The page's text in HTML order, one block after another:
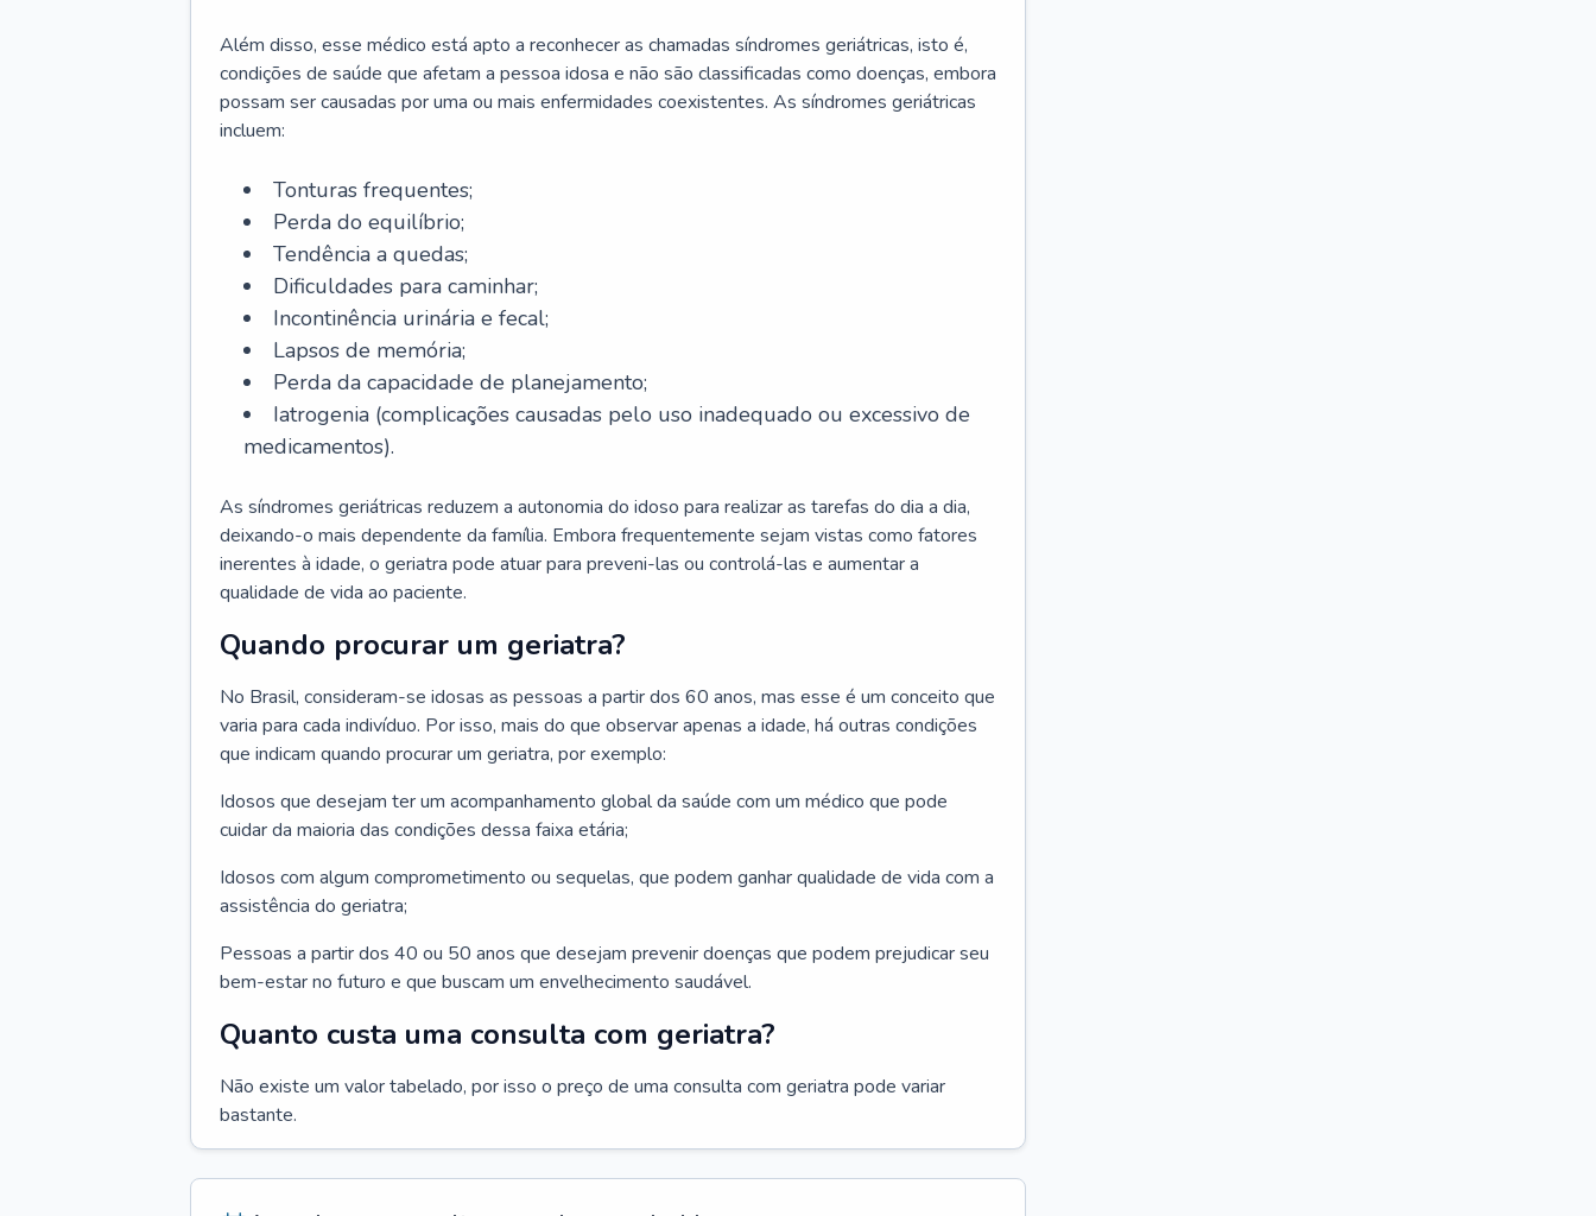
Além disso, esse médico está apto a reconhecer as chamadas síndromes geriátricas, isto é,
condições de saúde que afetam a pessoa idosa e não são classificadas como doenças, embora
possam ser causadas por uma ou mais enfermidades coexistentes. As síndromes geriátricas
incluem:
Tonturas frequentes;
Perda do equilíbrio;
Tendência a quedas;
Dificuldades para caminhar;
Incontinência urinária e fecal;
Lapsos de memória;
Perda da capacidade de planejamento;
Iatrogenia (complicações causadas pelo uso inadequado ou excessivo de
medicamentos).
As síndromes geriátricas reduzem a autonomia do idoso para realizar as tarefas do dia a dia,
deixando-o mais dependente da família. Embora frequentemente sejam vistas como fatores
inerentes à idade, o geriatra pode atuar para preveni-las ou controlá-las e aumentar a
qualidade de vida ao paciente.
Quando procurar um geriatra?
No Brasil, consideram-se idosas as pessoas a partir dos 60 anos, mas esse é um conceito que
varia para cada indivíduo. Por isso, mais do que observar apenas a idade, há outras condições
que indicam quando procurar um geriatra, por exemplo:
Idosos que desejam ter um acompanhamento global da saúde com um médico que pode
cuidar da maioria das condições dessa faixa etária;
Idosos com algum comprometimento ou sequelas, que podem ganhar qualidade de vida com a
assistência do geriatra;
Pessoas a partir dos 40 ou 50 anos que desejam prevenir doenças que podem prejudicar seu
bem-estar no futuro e que buscam um envelhecimento saudável.
Quanto custa uma consulta com geriatra?
Não existe um valor tabelado, por isso o preço de uma consulta com geriatra pode variar
bastante.